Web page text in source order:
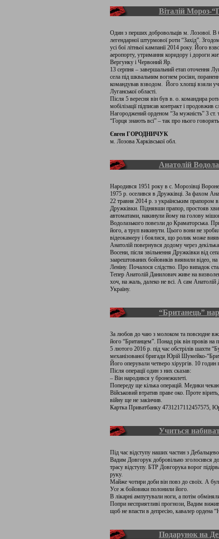
Віталій Мороз-
Один з перших добровольців м. Лозової. В
легендарної штурмової роти “Захід”.
усі бої літньої кампанії 2014 року. Його
аеропорту, утримання коридору і дороги
Вергунку і Червоний Яр.
13 серпня – завершальний етап оточення
села під шквальним вогнем росіян,
командував взводом. Його хлопці взяли
Луганської області.
Після 5 вересня він був в. о. командира
мобілізації підписав контракт і продовжив
Нагороджений орденом “За мужність” 3 ст.
“Горця знають всі” – так про нього
Євген ГОРОДНИЧУК
м. Лозова Харківської обл.
Анатолій
Народився 1951 року в с. Морозівці
1975 р. оселився в Дружківці. За фахом
22 травня 2014 р. з українським прапором
Дружківки. Піднявши прапор, простояв
автоматами, накинули йому на голову
Водолазького повезли до Краматорська.
його, а труп викинути. Цього вони не
відеокамеру і боялися, що ролик може
Анатолій повернувся додому через
Восени, після звільнення Дружківки від
заарештованих бойовиків виявили відео,
Леніну. Почалося слідство. Про випадок
Тепер Анатолій Данилович живе на
хоч, на жаль, далеко не всі. А сам
Україну.
“Британець”
За любов до чаю з молоком та повсюдне
його “Британцем”. Понад рік він провів на
5 лютого 2016 р. під час обстрілів шахти
механізованої бригади Юрій Шумейко-
Його оперували четверо хірургів. 10 годин
Після операції один з них сказав:
– Він народився у бронежилеті.
Попереду ще кілька операцій. Медики
Військовий втратив праве око. Проте
війну ще не закінчив.
Картка Приватбанку 4731217112457575,
Учиться
Під час відступу наших частин з
Вадим Довгорук добровільно зголосився
трасу відступу. БТР Довгорука ворог
руку.
Майже чотири доби він повз до своїх. А
Усе ж бойовики полонили його.
В лікарні ампутували ноги, а потім
Попри несприятливі прогнози, Вадим
щоб не впасти в депресію, кавалер ордена
Подарунок на